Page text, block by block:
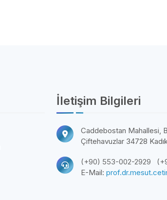
İletişim Bilgileri
Caddebostan Mahallesi,
Çiftehavuzlar 34728
(+90) 553-002-2929
E-Mail: